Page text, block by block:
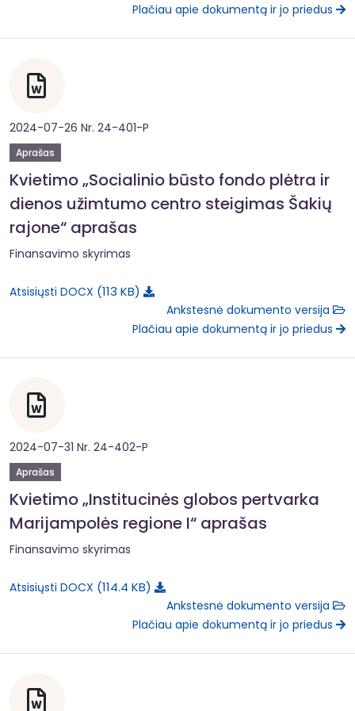
Plačiau apie dokumentą ir jo priedus
2024-07-26 Nr. 24-401-P
Aprašas
Kvietimo „Socialinio būsto fondo plėtra ir
dienos užimtumo centro steigimas Šakių
rajone“ aprašas
Finansavimo skyrimas
Atsisiųsti DOCX 113 KB
Ankstesnė dokumento versija
Plačiau apie dokumentą ir jo priedus
2024-07-31 Nr. 24-402-P
Aprašas
Kvietimo „Institucinės globos pertvarka
Marijampolės regione I“ aprašas
Finansavimo skyrimas
Atsisiųsti DOCX 114.4 KB
Ankstesnė dokumento versija
Plačiau apie dokumentą ir jo priedus